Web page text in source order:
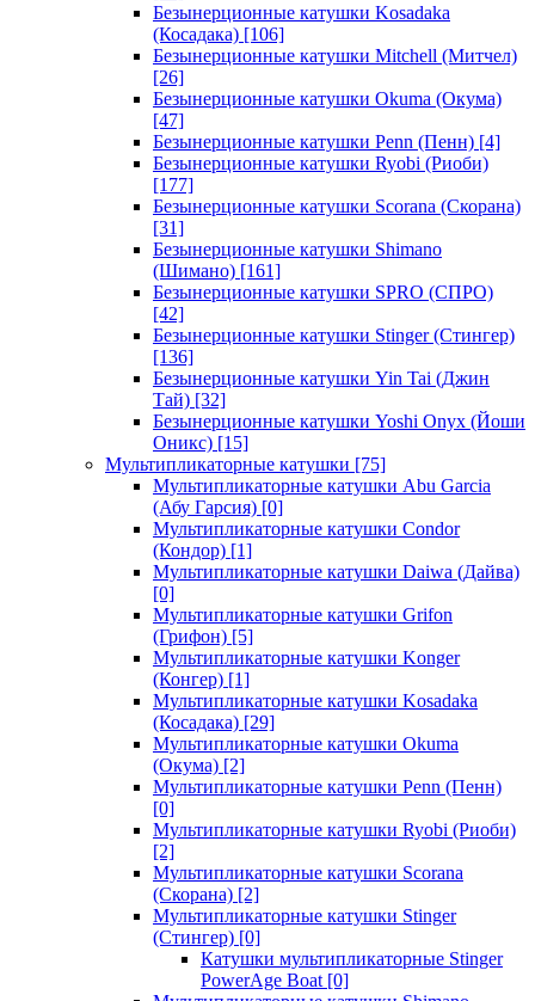
Безынерционные катушки Kosadaka
(Косадака) [106]
Безынерционные катушки Mitchell (Митчел)
[26]
Безынерционные катушки Okuma (Окума)
[47]
Безынерционные катушки Penn (Пенн) [4]
Безынерционные катушки Ryobi (Риоби)
[177]
Безынерционные катушки Scorana (Скорана)
[31]
Безынерционные катушки Shimano
(Шимано) [161]
Безынерционные катушки SPRO (СПРО)
[42]
Безынерционные катушки Stinger (Стингер)
[136]
Безынерционные катушки Yin Tai (Джин
Тай) [32]
Безынерционные катушки Yoshi Onyx (Йоши
Оникс) [15]
Мультипликаторные катушки [75]
Мультипликаторные катушки Abu Garcia
(Абу Гарсия) [0]
Мультипликаторные катушки Condor
(Кондор) [1]
Мультипликаторные катушки Daiwa (Дайва)
[0]
Мультипликаторные катушки Grifon
(Грифон) [5]
Мультипликаторные катушки Konger
(Конгер) [1]
Мультипликаторные катушки Kosadaka
(Косадака) [29]
Мультипликаторные катушки Okuma
(Окума) [2]
Мультипликаторные катушки Penn (Пенн)
[0]
Мультипликаторные катушки Ryobi (Риоби)
[2]
Мультипликаторные катушки Scorana
(Скорана) [2]
Мультипликаторные катушки Stinger
(Стингер) [0]
Катушки мультипликаторные Stinger
PowerAge Boat [0]